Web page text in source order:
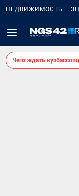
НЕДВИЖИМОСТЬ
Чего ждать